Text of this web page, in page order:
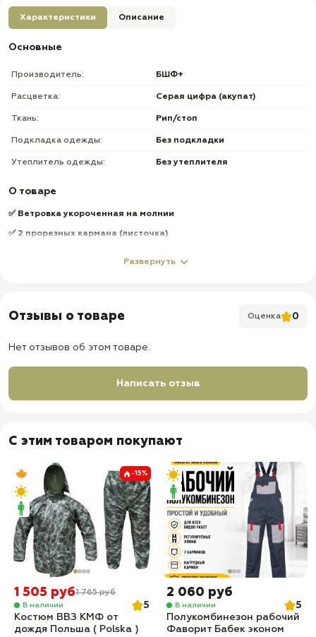
Характеристики Описание
Основные
Производитель: БШФ+
Расцветка: Серая цифра (акупат)
Ткань: Рип/стоп
Подкладка одежды: Без подкладки
Утеплитель одежды: Без утеплителя
О товаре
✅ Ветровка укороченная на молнии
✅ 2 прорезных кармана (листочка)
✅ Шлевки под ремень
✅ Доставка по всей России
✅ Быстрая отправка
Развернуть
Отзывы о товаре Оценка 0
Нет отзывов об этом товаре.
Написать отзыв
С этим товаром покупают
-15%
1 505 руб1 765 руб
В наличии
5
Костюм ВВЗ КМФ от
дождя Польша ( Polska )
2 060 руб
В наличии
5
Полукомбинезон рабочий
Фаворит Бабек эконом